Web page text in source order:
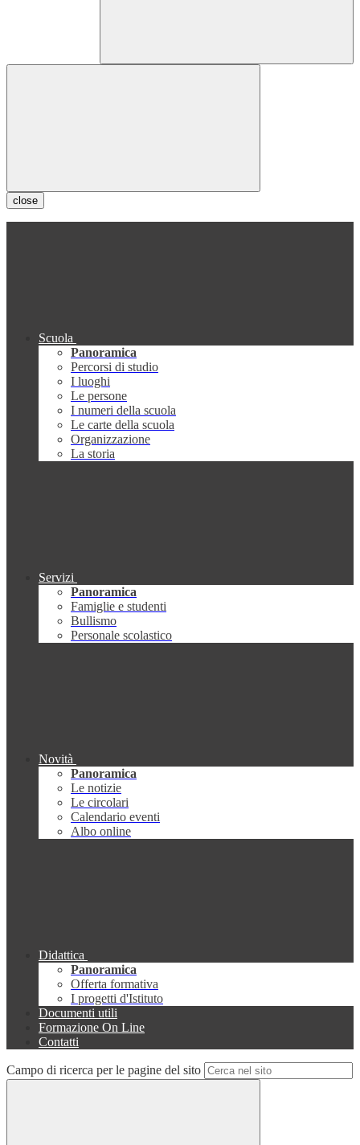
close
Scuola
Panoramica
Percorsi di studio
I luoghi
Le persone
I numeri della scuola
Le carte della scuola
Organizzazione
La storia
Servizi
Panoramica
Famiglie e studenti
Bullismo
Personale scolastico
Novità
Panoramica
Le notizie
Le circolari
Calendario eventi
Albo online
Didattica
Panoramica
Offerta formativa
I progetti d'Istituto
Documenti utili
Formazione On Line
Contatti
Campo di ricerca per le pagine del sito